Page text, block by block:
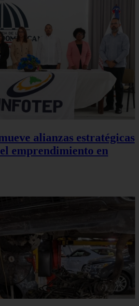
alianzas estratégicas
emprendimiento en